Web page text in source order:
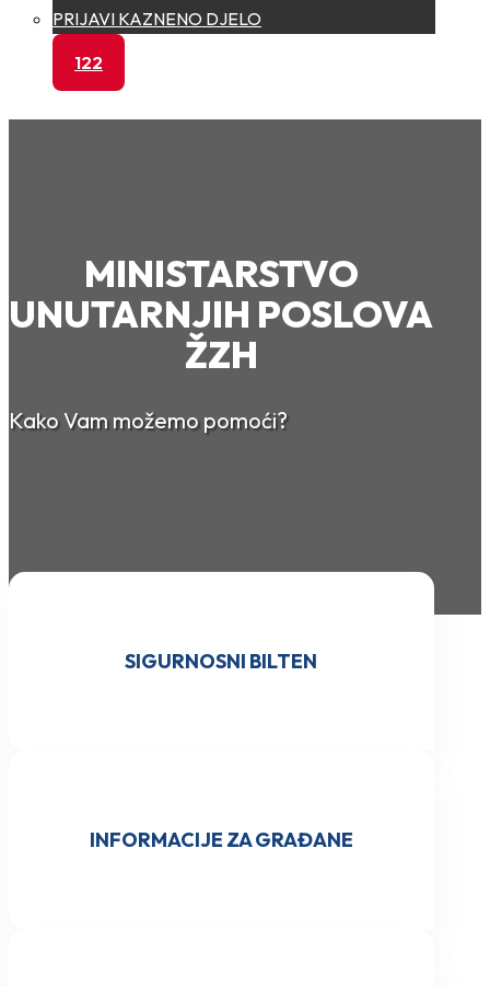
PRIJAVI KAZNENO DJELO
122
MINISTARSTVO
UNUTARNJIH POSLOVA
ŽZH
Kako Vam možemo pomoći?
SIGURNOSNI BILTEN
INFORMACIJE ZA GRAĐANE